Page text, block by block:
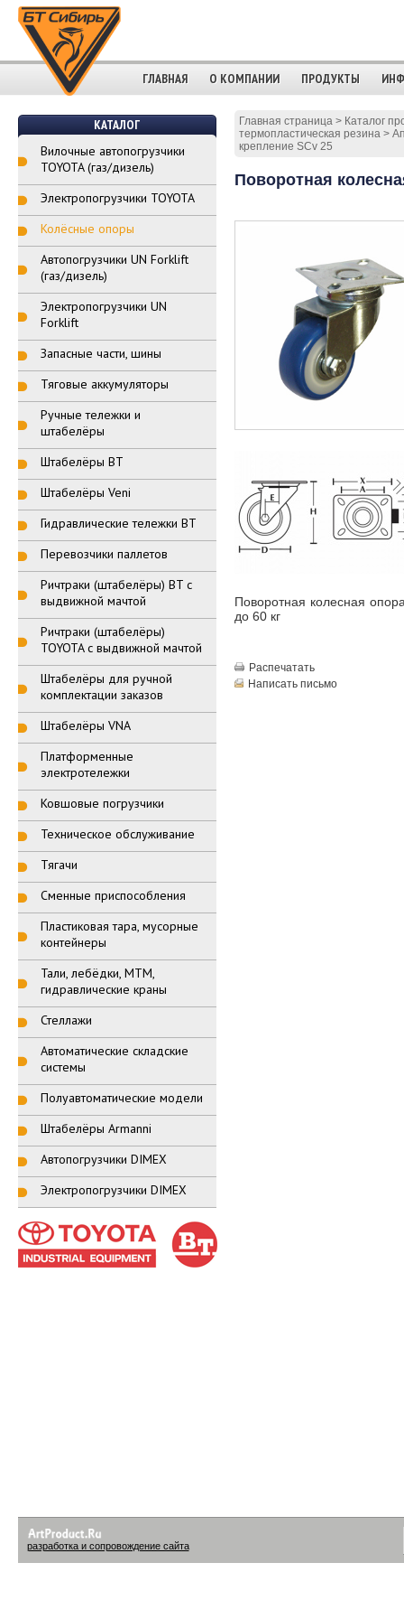
ГЛАВНАЯ О КОМПАНИИ ПРОДУКТЫ
КАТАЛОГ
Вилочные автопогрузчики
TOYOTA (газ/дизель)
Электропогрузчики TOYOTA
Колёсные опоры
Автопогрузчики UN Forklift
(газ/дизель)
Электропогрузчики UN
Forklift
Запасные части, шины
Тяговые аккумуляторы
Ручные тележки и
штабелёры
Штабелёры BT
Штабелёры Veni
Гидравлические тележки BT
Перевозчики паллетов
Ричтраки (штабелёры) BT с
выдвижной мачтой
Ричтраки (штабелёры)
TOYOTA с выдвижной мачтой
Штабелёры для ручной
комплектации заказов
Штабелёры VNA
Платформенные
электротележки
Ковшовые погрузчики
Техническое обслуживание
Тягачи
Сменные приспособления
Пластиковая тара, мусорные
контейнеры
Тали, лебёдки, МТМ,
гидравлические краны
Стеллажи
Автоматические складские
системы
Полуавтоматические модели
Штабелёры Armanni
Автопогрузчики DIMEX
Электропогрузчики DIMEX
Главная страница> Каталог
термопластическая резина>
крепление SCv 25
Поворотная
Поворотная колесная
до 60 кг
Распечатать
Написать письмо
разработка и сопровождение сайта